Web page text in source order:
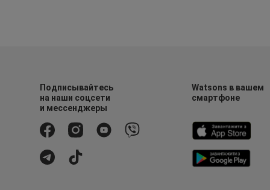
Подписывайтесь
на наши соцсети
и мессенджеры
Watsons в вашем
смартфоне